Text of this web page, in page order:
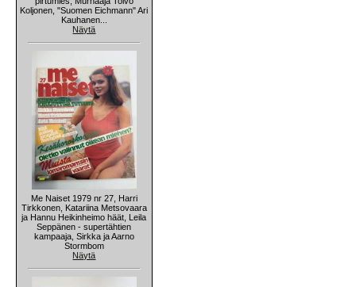
Koljonen, "Suomen Eichmann" Ari
Kauhanen...
Näytä
Me Naiset 1979 nr 27, Harri
Tirkkonen, Katariina Metsovaara
ja Hannu Heikinheimo häät, Leila
Seppänen - supertähtien
kampaaja, Sirkka ja Aarno
Stormbom
Näytä